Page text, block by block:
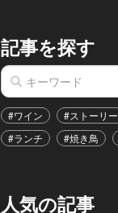
記事を探す
#ワイン #ストーリー
#ランチ
#焼き鳥
人気の記事